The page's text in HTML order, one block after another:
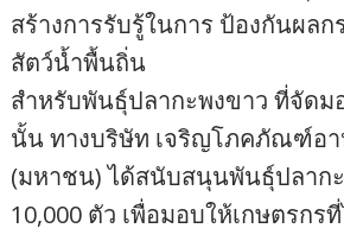
สร้างการรับรู้ในการ ป้องกันผล
สัตว์น้ำพื้นถิ่น
สำหรับพันธุ์ปลากะพงขาว ที่จัดม
นั้น ทางบริษัท เจริญโภคภัณฑ์อา
(มหาชน) ได้สนับสนุนพันธุ์ปลาก
10,000 ตัว เพื่อมอบให้เกษตรกร